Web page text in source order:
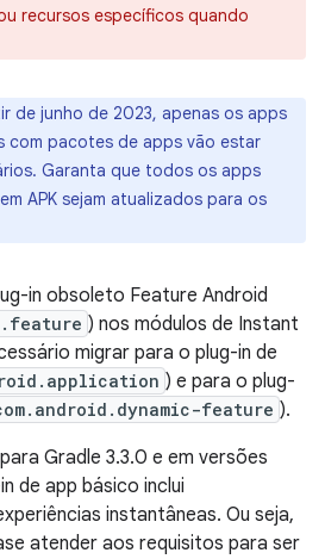
recursos específicos quando
de junho de 2023, apenas os apps
com pacotes de apps vão estar
Garanta que todos os apps
APK sejam atualizados para os
in obsoleto Feature Android
) nos módulos de Instant
migrar para o plug-in de
) e para o plug-
feature ).
Gradle 3.3.0 e em versões
de app básico inclui
instantâneas. Ou seja,
atender aos requisitos para ser